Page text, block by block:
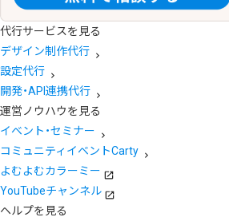
代行サービスを見る
デザイン制作代行
設定代行
開発・API連携代行
運営ノウハウを見る
イベント・セミナー
コミュニティイベントCarty
よむよむカラーミー
YouTubeチャンネル
ヘルプを見る